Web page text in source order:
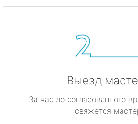
Выезд
За час до согласованного
свяжется